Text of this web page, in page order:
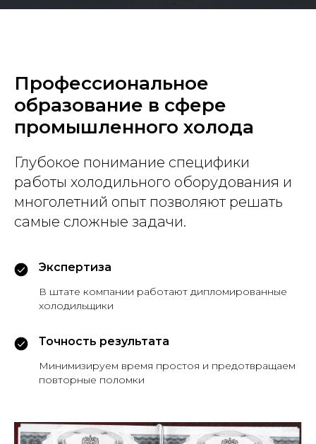
Профессиональное
образование в сфере
промышленного холода
Глубокое понимание специфики
работы холодильного оборудования и
многолетний опыт позволяют решать
самые сложные задачи.
Экспертиза
В штате компании работают дипломированные
холодильщики
Точность результата
Минимизируем время простоя и предотвращаем
повторные поломки